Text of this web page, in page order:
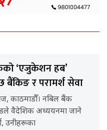
‘एजुकेशन हब’
बैंकिङ र परामर्श सेवा
काठमाडौँ। नबिल बैंक
वैदेशिक अध्ययनमा जाने
उनीहरूका